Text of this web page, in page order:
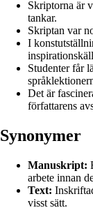
Skriptorna är
tankar.
Skriptan var
I
Studenter får
Det är
författarens
Synonymer
Manuskript:
arbete innan
Text:
visst sätt.